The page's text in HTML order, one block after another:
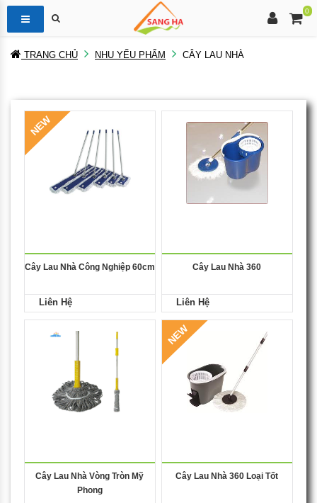
0
TRANG CHỦ NHU YẾU PHẨM CÂY LAU NHÀ
NEW
Cây Lau Nhà Công Nghiệp 60cm
Liên Hệ
Cây Lau Nhà 360
Liên Hệ
Cây Lau Nhà Vòng Tròn Mỹ
Phong
NEW
Cây Lau Nhà 360 Loại Tốt